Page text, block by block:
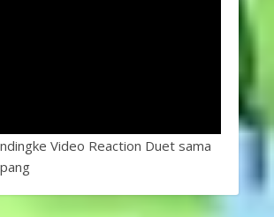
Video Reaction Duet sama